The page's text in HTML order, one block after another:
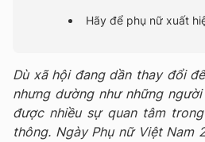
Hãy để phụ nữ xuất
Dù xã hội đang dần thay đổi
nhưng dường như những
được nhiều sự quan tâm
thông. Ngày Phụ nữ Việt Nam